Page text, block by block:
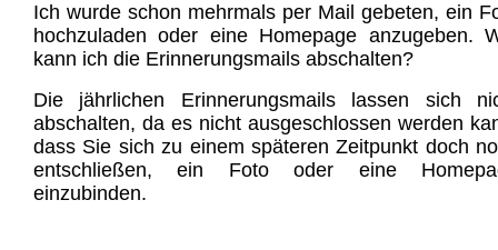
Ich wurde schon mehrmals per Mail gebeten, ein
hochzuladen oder eine Homepage anzugeben.
kann ich die Erinnerungsmails abschalten?
Die jährlichen Erinnerungsmails lassen sich
abschalten, da es nicht ausgeschlossen werden
dass Sie sich zu einem späteren Zeitpunkt doch
entschließen, ein Foto oder eine
einzubinden.